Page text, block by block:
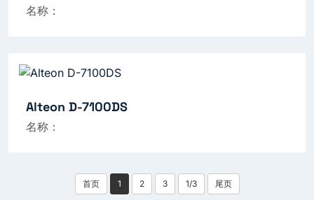
名称：
Alteon D-7100DS
名称：
首页 1 2 3 1/3 尾页